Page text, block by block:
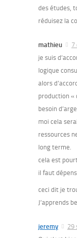
des études,
réduisez la
mathieu
7
je suis
logique
alors
production «
besoin
moi cela
ressources
long terme.
cela est
il faut
ceci dit je
J’apprends
jeremy
29